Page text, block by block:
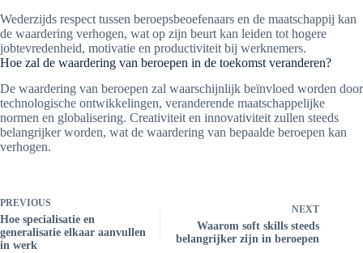
Wederzijds respect tussen beroepsbeoefenaars en de maatschappij kan
de waardering verhogen, wat op zijn beurt kan leiden tot hogere
jobtevredenheid, motivatie en productiviteit bij werknemers.
Hoe zal de waardering van beroepen in de toekomst veranderen?
De waardering van beroepen zal waarschijnlijk beïnvloed worden door
technologische ontwikkelingen, veranderende maatschappelijke
normen en globalisering. Creativiteit en innovativiteit zullen steeds
belangrijker worden, wat de waardering van bepaalde beroepen kan
verhogen.
PREVIOUS
Hoe specialisatie en
generalisatie elkaar aanvullen
in werk
NEXT
Waarom soft skills steeds
belangrijker zijn in beroepen